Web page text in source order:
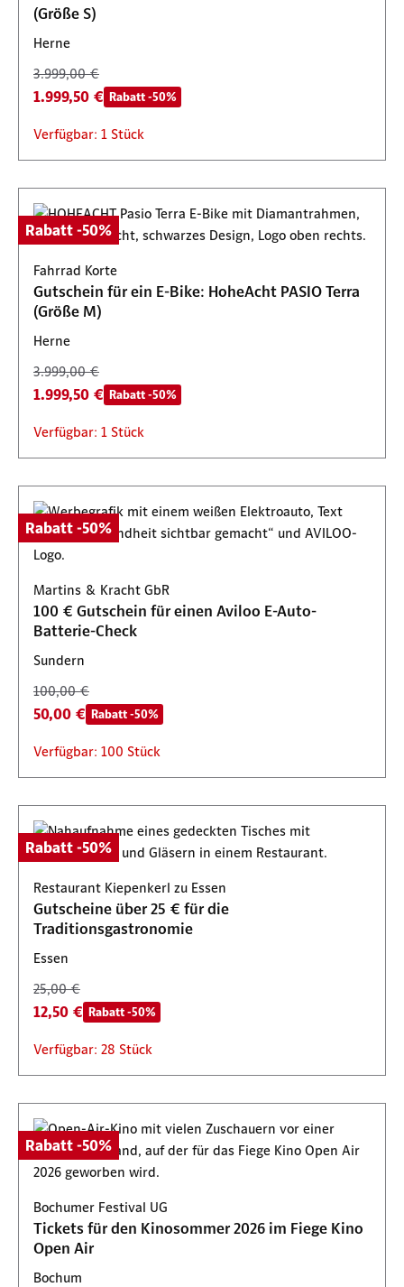
(Größe S)
Herne
3.999,00 €
1.999,50 € Rabatt -50%
Verfügbar: 1 Stück
Rabatt -50%
Fahrrad Korte
Gutschein für ein E-Bike: HoheAcht PASIO Terra
(Größe M)
Herne
3.999,00 €
1.999,50 € Rabatt -50%
Verfügbar: 1 Stück
Rabatt -50%
Martins & Kracht GbR
100 € Gutschein für einen Aviloo E-Auto-
Batterie-Check
Sundern
100,00 €
50,00 € Rabatt -50%
Verfügbar: 100 Stück
Rabatt -50%
Restaurant Kiepenkerl zu Essen
Gutscheine über 25 € für die
Traditionsgastronomie
Essen
25,00 €
12,50 € Rabatt -50%
Verfügbar: 28 Stück
Rabatt -50%
Bochumer Festival UG
Tickets für den Kinosommer 2026 im Fiege Kino
Open Air
Bochum